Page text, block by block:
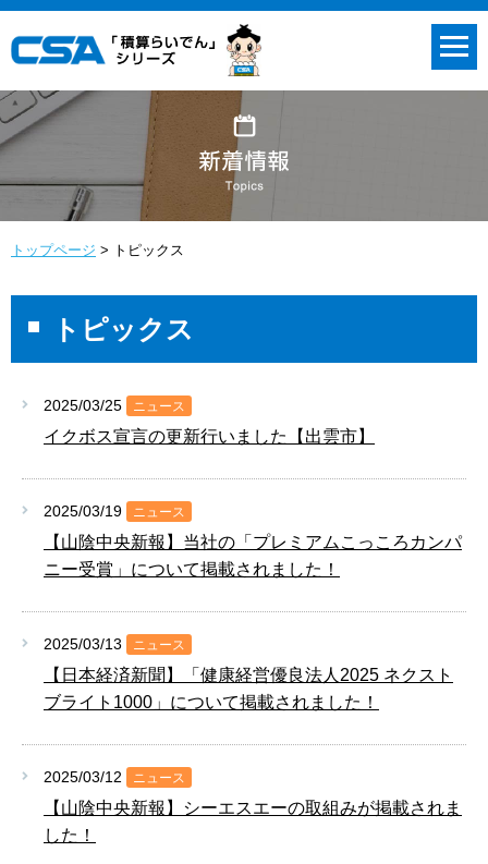
トップページ トピックス
トピックス
2025/03/25 ニュース
イクボス宣言の更新行いました【出雲市】
2025/03/19 ニュース
【山陰中央新報】当社の「プレミアムこっころカンパ
ニー受賞」について掲載されました！
2025/03/13 ニュース
【日本経済新聞】「健康経営優良法人2025 ネクスト
ブライト1000」について掲載されました！
2025/03/12 ニュース
【山陰中央新報】シーエスエーの取組みが掲載されま
した！